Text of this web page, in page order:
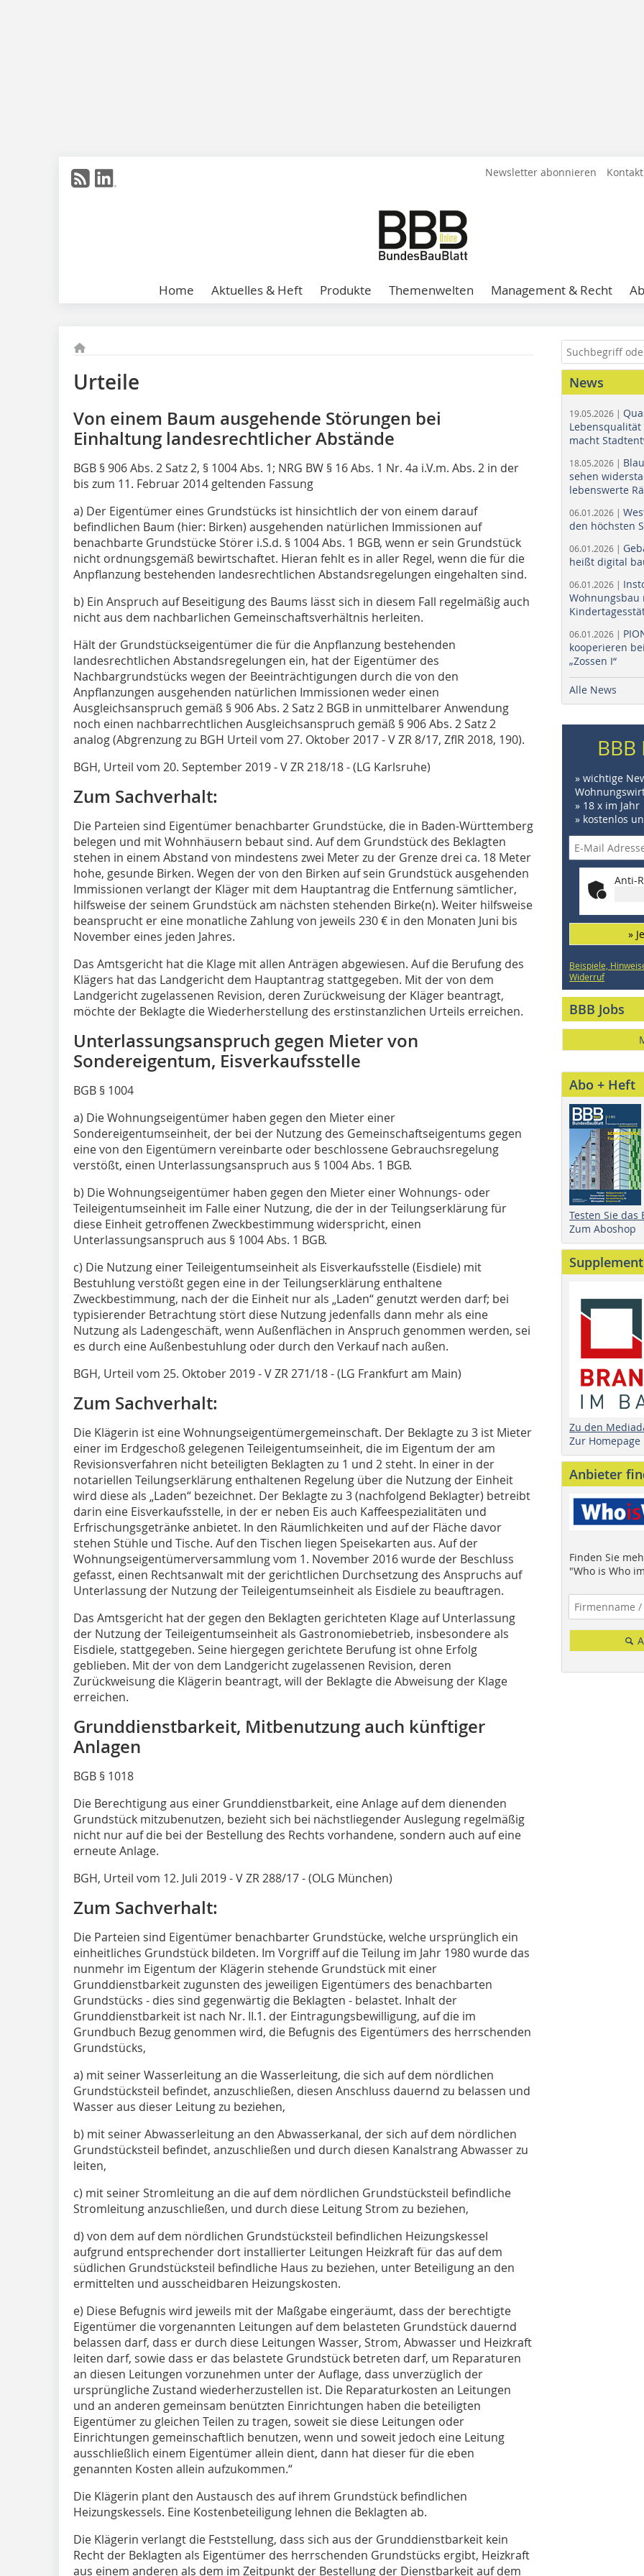
Newsletter abonnieren
Home Aktuelles & Heft Produkte Themenwelten Management & Recht
Urteile
Von einem Baum ausgehende Störungen bei
Einhaltung landesrechtlicher Abstände
BGB § 906 Abs. 2 Satz 2, § 1004 Abs. 1; NRG BW § 16 Abs. 1 Nr. 4a i.V.m. Abs. 2 in der
bis zum 11. Februar 2014 geltenden Fassung
a) Der Eigentümer eines Grundstücks ist hinsichtlich der von einem darauf
befindlichen Baum (hier: Birken) ausgehenden natürlichen Immissionen auf
benachbarte Grundstücke Störer i.S.d. § 1004 Abs. 1 BGB, wenn er sein Grundstück
nicht ordnungsgemäß bewirtschaftet. Hieran fehlt es in aller Regel, wenn die für die
Anpflanzung bestehenden landesrechtlichen Abstandsregelungen eingehalten sind.
b) Ein Anspruch auf Beseitigung des Baums lässt sich in diesem Fall regelmäßig auch
nicht aus dem nachbarlichen Gemeinschaftsverhältnis herleiten.
Hält der Grundstückseigentümer die für die Anpflanzung bestehenden
landesrechtlichen Abstandsregelungen ein, hat der Eigentümer des
Nachbargrundstücks wegen der Beeinträchtigungen durch die von den
Anpflanzungen ausgehenden natürlichen Immissionen weder einen
Ausgleichsanspruch gemäß § 906 Abs. 2 Satz 2 BGB in unmittelbarer Anwendung
noch einen nachbarrechtlichen Ausgleichsanspruch gemäß § 906 Abs. 2 Satz 2
analog (Abgrenzung zu BGH Urteil vom 27. Oktober 2017 - V ZR 8/17, ZfIR 2018, 190).
BGH, Urteil vom 20. September 2019 - V ZR 218/18 - (LG Karlsruhe)
Zum Sachverhalt:
Die Parteien sind Eigentümer benachbarter Grundstücke, die in Baden-Württemberg
belegen und mit Wohnhäusern bebaut sind. Auf dem Grundstück des Beklagten
stehen in einem Abstand von mindestens zwei Meter zu der Grenze drei ca. 18 Meter
hohe, gesunde Birken. Wegen der von den Birken auf sein Grundstück ausgehenden
Immissionen verlangt der Kläger mit dem Hauptantrag die Entfernung sämtlicher,
hilfsweise der seinem Grundstück am nächsten stehenden Birke(n). Weiter hilfsweise
beansprucht er eine monatliche Zahlung von jeweils 230 € in den Monaten Juni bis
November eines jeden Jahres.
Das Amtsgericht hat die Klage mit allen Anträgen abgewiesen. Auf die Berufung des
Klägers hat das Landgericht dem Hauptantrag stattgegeben. Mit der von dem
Landgericht zugelassenen Revision, deren Zurückweisung der Kläger beantragt,
möchte der Beklagte die Wiederherstellung des erstinstanzlichen Urteils erreichen.
Unterlassungsanspruch gegen Mieter von
Sondereigentum, Eisverkaufsstelle
BGB § 1004
a) Die Wohnungseigentümer haben gegen den Mieter einer
Sondereigentumseinheit, der bei der Nutzung des Gemeinschaftseigentums gegen
eine von den Eigentümern vereinbarte oder beschlossene Gebrauchsregelung
verstößt, einen Unterlassungsanspruch aus § 1004 Abs. 1 BGB.
b) Die Wohnungseigentümer haben gegen den Mieter einer Wohnungs- oder
Teileigentumseinheit im Falle einer Nutzung, die der in der Teilungserklärung für
diese Einheit getroffenen Zweckbestimmung widerspricht, einen
Unterlassungsanspruch aus § 1004 Abs. 1 BGB.
c) Die Nutzung einer Teileigentumseinheit als Eisverkaufsstelle (Eisdiele) mit
Bestuhlung verstößt gegen eine in der Teilungserklärung enthaltene
Zweckbestimmung, nach der die Einheit nur als „Laden“ genutzt werden darf; bei
typisierender Betrachtung stört diese Nutzung jedenfalls dann mehr als eine
Nutzung als Ladengeschäft, wenn Außenflächen in Anspruch genommen werden, sei
es durch eine Außenbestuhlung oder durch den Verkauf nach außen.
BGH, Urteil vom 25. Oktober 2019 - V ZR 271/18 - (LG Frankfurt am Main)
Zum Sachverhalt:
Die Klägerin ist eine Wohnungseigentümergemeinschaft. Der Beklagte zu 3 ist Mieter
einer im Erdgeschoß gelegenen Teileigentumseinheit, die im Eigentum der am
Revisionsverfahren nicht beteiligten Beklagten zu 1 und 2 steht. In einer in der
notariellen Teilungserklärung enthaltenen Regelung über die Nutzung der Einheit
wird diese als „Laden“ bezeichnet. Der Beklagte zu 3 (nachfolgend Beklagter) betreibt
darin eine Eisverkaufsstelle, in der er neben Eis auch Kaffeespezialitäten und
Erfrischungsgetränke anbietet. In den Räumlichkeiten und auf der Fläche davor
stehen Stühle und Tische. Auf den Tischen liegen Speisekarten aus. Auf der
Wohnungseigentümerversammlung vom 1. November 2016 wurde der Beschluss
gefasst, einen Rechtsanwalt mit der gerichtlichen Durchsetzung des Anspruchs auf
Unterlassung der Nutzung der Teileigentumseinheit als Eisdiele zu beauftragen.
Das Amtsgericht hat der gegen den Beklagten gerichteten Klage auf Unterlassung
der Nutzung der Teileigentumseinheit als Gastronomiebetrieb, insbesondere als
Eisdiele, stattgegeben. Seine hiergegen gerichtete Berufung ist ohne Erfolg
geblieben. Mit der von dem Landgericht zugelassenen Revision, deren
Zurückweisung die Klägerin beantragt, will der Beklagte die Abweisung der Klage
erreichen.
Grunddienstbarkeit, Mitbenutzung auch künftiger
Anlagen
BGB § 1018
Die Berechtigung aus einer Grunddienstbarkeit, eine Anlage auf dem dienenden
Grundstück mitzubenutzen, bezieht sich bei nächstliegender Auslegung regelmäßig
nicht nur auf die bei der Bestellung des Rechts vorhandene, sondern auch auf eine
erneute Anlage.
BGH, Urteil vom 12. Juli 2019 - V ZR 288/17 - (OLG München)
Zum Sachverhalt:
Die Parteien sind Eigentümer benachbarter Grundstücke, welche ursprünglich ein
einheitliches Grundstück bildeten. Im Vorgriff auf die Teilung im Jahr 1980 wurde das
nunmehr im Eigentum der Klägerin stehende Grundstück mit einer
Grunddienstbarkeit zugunsten des jeweiligen Eigentümers des benachbarten
Grundstücks - dies sind gegenwärtig die Beklagten - belastet. Inhalt der
Grunddienstbarkeit ist nach Nr. II.1. der Eintragungsbewilligung, auf die im
Grundbuch Bezug genommen wird, die Befugnis des Eigentümers des herrschenden
Grundstücks,
a) mit seiner Wasserleitung an die Wasserleitung, die sich auf dem nördlichen
Grundstücksteil befindet, anzuschließen, diesen Anschluss dauernd zu belassen und
Wasser aus dieser Leitung zu beziehen,
b) mit seiner Abwasserleitung an den Abwasserkanal, der sich auf dem nördlichen
Grundstücksteil befindet, anzuschließen und durch diesen Kanalstrang Abwasser zu
leiten,
c) mit seiner Stromleitung an die auf dem nördlichen Grundstücksteil befindliche
Stromleitung anzuschließen, und durch diese Leitung Strom zu beziehen,
d) von dem auf dem nördlichen Grundstücksteil befindlichen Heizungskessel
aufgrund entsprechender dort installierter Leitungen Heizkraft für das auf dem
südlichen Grundstücksteil befindliche Haus zu beziehen, unter Beteiligung an den
ermittelten und ausscheidbaren Heizungskosten.
e) Diese Befugnis wird jeweils mit der Maßgabe eingeräumt, dass der berechtigte
Eigentümer die vorgenannten Leitungen auf dem belasteten Grundstück dauernd
belassen darf, dass er durch diese Leitungen Wasser, Strom, Abwasser und Heizkraft
leiten darf, sowie dass er das belastete Grundstück betreten darf, um Reparaturen
an diesen Leitungen vorzunehmen unter der Auflage, dass unverzüglich der
ursprüngliche Zustand wiederherzustellen ist. Die Reparaturkosten an Leitungen
und an anderen gemeinsam benützten Einrichtungen haben die beteiligten
Eigentümer zu gleichen Teilen zu tragen, soweit sie diese Leitungen oder
Einrichtungen gemeinschaftlich benutzen, wenn und soweit jedoch eine Leitung
ausschließlich einem Eigentümer allein dient, dann hat dieser für die eben
genannten Kosten allein aufzukommen.“
Die Klägerin plant den Austausch des auf ihrem Grundstück befindlichen
Heizungskessels. Eine Kostenbeteiligung lehnen die Beklagten ab.
Die Klägerin verlangt die Feststellung, dass sich aus der Grunddienstbarkeit kein
Recht der Beklagten als Eigentümer des herrschenden Grundstücks ergibt, Heizkraft
aus einem anderen als dem im Zeitpunkt der Bestellung der Dienstbarkeit auf dem
News
19.05.2026 |
macht
18.05.2026 |
sehen
lebenswerte
06.01.2026 |
den höchsten
06.01.2026 |
heißt digital
06.01.2026 |
Wohnungsbau
06.01.2026 |
kooperieren
„Zossen I“
Alle News
» wichtige
» 18 x im Jahr
» kostenlos
Anti-
»
Beispiele,
Widerruf
BBB Jobs
Abo + Heft
Testen Sie das
Zum Aboshop
Supplement
Zu den
Zur Homepage
Anbieter
Finden Sie
"Who is Who